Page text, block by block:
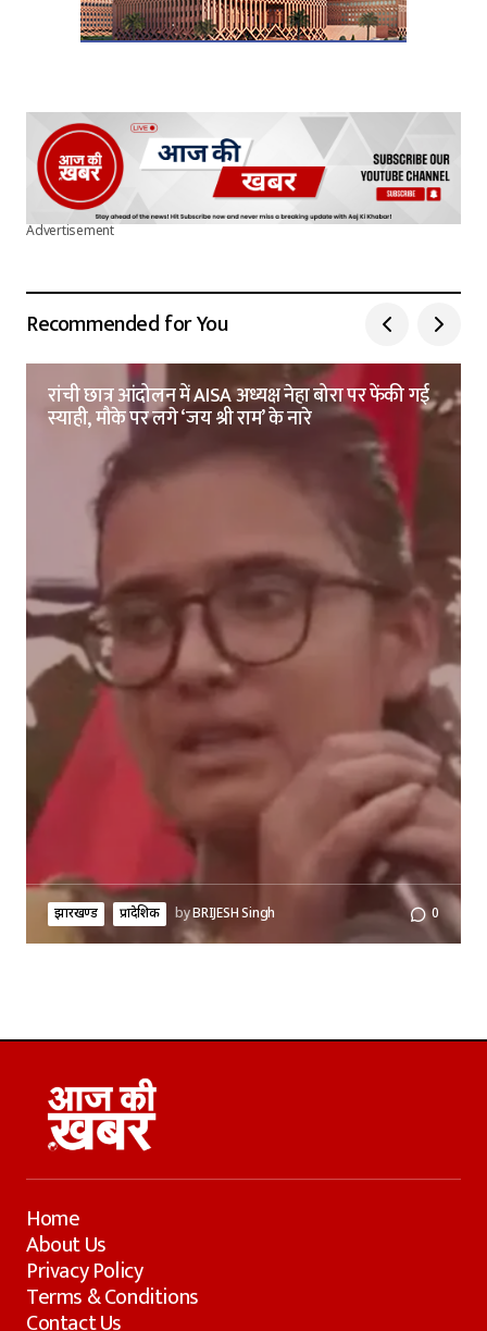
Advertisement
Recommended for You
रांची छात्र आंदोलन में AISA अध्यक्ष नेहा बोरा पर फेंकी गई
स्याही, मौके पर लगे ‘जय श्री राम’ के नारे
झारखण्ड प्रादेशिक byBRIJESH Singh 0
Home
About Us
Privacy Policy
Terms & Conditions
Contact Us